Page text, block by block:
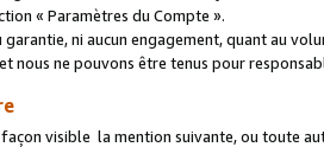
« Paramètres du Compte ».
ni aucun engagement, quant au
nous ne pouvons être tenus pour
visible la mention suivante, ou toute